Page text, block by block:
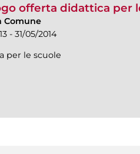
offerta didattica per
Comune
- 31/05/2014
per le scuole